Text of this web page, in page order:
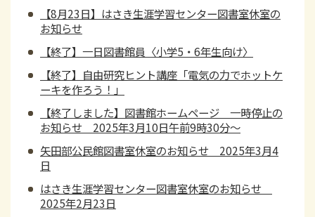
【8月23日】はさき生涯学習センター図書室休室の
お知らせ
【終了】一日図書館員〈小学5・6年生向け〉
【終了】自由研究ヒント講座「電気の力でホットケ
ーキを作ろう！」
【終了しました】図書館ホームページ 一時停止の
お知らせ 2025年3月10日午前9時30分～
矢田部公民館図書室休室のお知らせ 2025年3月4
日
はさき生涯学習センター図書室休室のお知らせ
2025年2月23日